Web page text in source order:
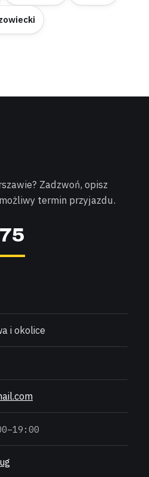
Zadzwoń, opisz
termin przyjazdu.
i okolice